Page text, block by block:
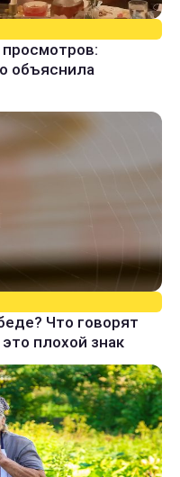
объяснила
Что говорят
плохой знак